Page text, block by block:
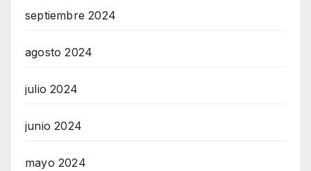
septiembre 2024
agosto 2024
julio 2024
junio 2024
mayo 2024